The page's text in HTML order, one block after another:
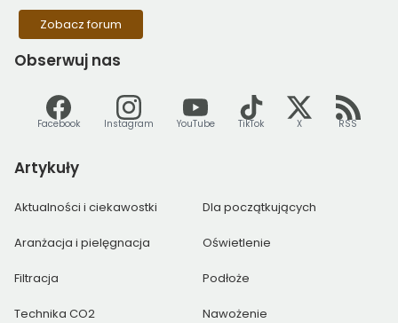
Zobacz forum
Obserwuj nas
Facebook Instagram YouTube TikTok X RSS
Artykuły
Aktualności i ciekawostki Dla początkujących
Aranżacja i pielęgnacja Oświetlenie
Filtracja Podłoże
Technika CO2 Nawożenie